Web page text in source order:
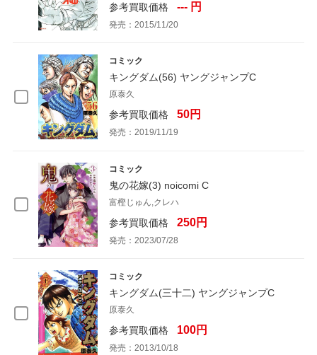
参考買取価格 --- 円
発売：2015/11/20
コミック
キングダム(56) ヤングジャンプC
原泰久
参考買取価格 50円
発売：2019/11/19
コミック
鬼の花嫁(3) noicomi C
富樫じゅん,クレハ
参考買取価格 250円
発売：2023/07/28
コミック
キングダム(三十二) ヤングジャンプC
原泰久
参考買取価格 100円
発売：2013/10/18